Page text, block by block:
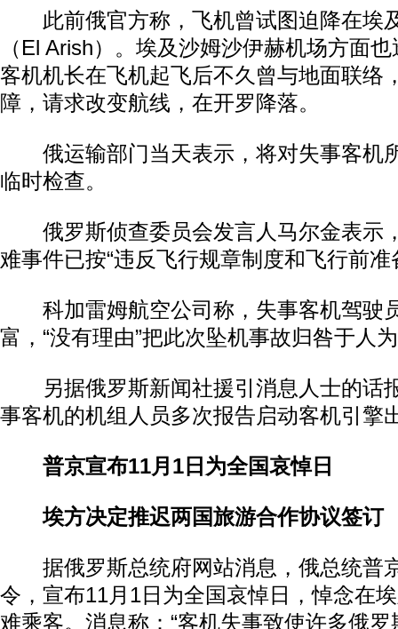
此前俄官方称，飞机曾试图迫降在埃
（El Arish）。埃及沙姆沙伊赫机场方面
客机机长在飞机起飞后不久曾与地面联络
障，请求改变航线，在开罗降落。
俄运输部门当天表示，将对失事客机
临时检查。
俄罗斯侦查委员会发言人马尔金表示
难事件已按“违反飞行规章制度和飞行前准
科加雷姆航空公司称，失事客机驾驶
富，“没有理由”把此次坠机事故归咎于人
另据俄罗斯新闻社援引消息人士的话
事客机的机组人员多次报告启动客机引擎
普京宣布11月1日为全国哀悼日
埃方决定推迟两国旅游合作协议签订
据俄罗斯总统府网站消息，俄总统普
令，宣布11月1日为全国哀悼日，悼念在
难乘客。消息称：“客机失事致使许多俄